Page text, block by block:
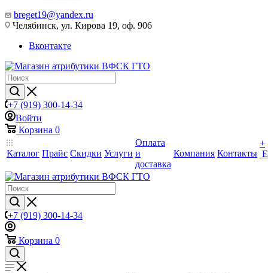
breget19@yandex.ru
Челябинск, ул. Кирова 19, оф. 906
Вконтакте
+7 (919) 300-14-34
Войти
Корзина 0
Каталог Прайс Скидки Услуги
Оплата
и
доставка
Компания Контакты
+
+7 (919) 300-14-34
Корзина 0